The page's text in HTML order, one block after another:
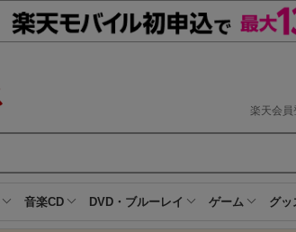
楽天会員
音楽CD DVD・ブルーレイ ゲーム グッ